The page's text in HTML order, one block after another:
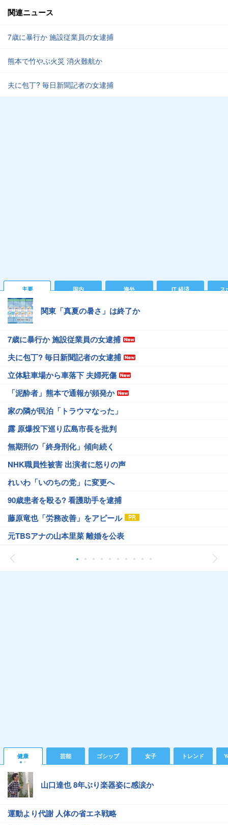
関連ニュース
7歳に暴行か 施設従業員の女逮捕
熊本で竹やぶ火災 消火難航か
夫に包丁? 毎日新聞記者の女逮捕
主要 国内 海外 IT 経済 ス
関東「真夏の暑さ」は終了か
7歳に暴行か 施設従業員の女逮捕
夫に包丁? 毎日新聞記者の女逮捕
立体駐車場から車落下 夫婦死傷
「泥酔者」熊本で通報が頻発か
家の隣が民泊「トラウマなった」
露 原爆投下巡り広島市長を批判
無期刑の「終身刑化」傾向続く
NHK職員性被害 出演者に怒りの声
れいわ「いのちの党」に変更へ
90歳患者を殴る? 看護助手を逮捕
藤原竜也「労務改善」をアピール
元TBSアナの山本里菜 離婚を公表
健康 芸能 ゴシップ 女子 トレンド
山口達也 8年ぶり楽器姿に感涙か
運動より代謝 人体の省エネ戦略